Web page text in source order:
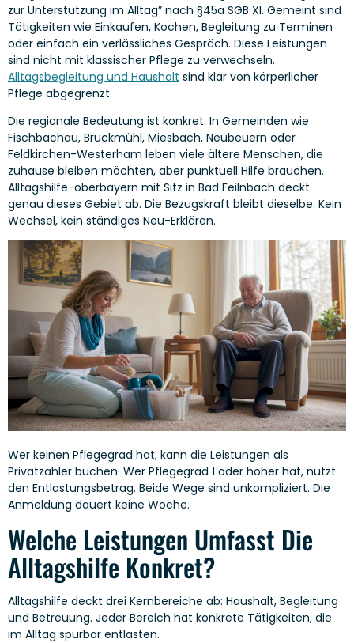
zur Unterstützung im Alltag” nach §45a SGB XI. Gemeint sind
Tätigkeiten wie Einkaufen, Kochen, Begleitung zu Terminen
oder einfach ein verlässliches Gespräch. Diese Leistungen
sind nicht mit klassischer Pflege zu verwechseln.
Alltagsbegleitung und Haushalt sind klar von körperlicher
Pflege abgegrenzt.
Die regionale Bedeutung ist konkret. In Gemeinden wie
Fischbachau, Bruckmühl, Miesbach, Neubeuern oder
Feldkirchen-Westerham leben viele ältere Menschen, die
zuhause bleiben möchten, aber punktuell Hilfe brauchen.
Alltagshilfe-oberbayern mit Sitz in Bad Feilnbach deckt
genau dieses Gebiet ab. Die Bezugskraft bleibt dieselbe. Kein
Wechsel, kein ständiges Neu-Erklären.
Wer keinen Pflegegrad hat, kann die Leistungen als
Privatzahler buchen. Wer Pflegegrad 1 oder höher hat, nutzt
den Entlastungsbetrag. Beide Wege sind unkompliziert. Die
Anmeldung dauert keine Woche.
Welche Leistungen Umfasst Die
Alltagshilfe Konkret?
Alltagshilfe deckt drei Kernbereiche ab: Haushalt, Begleitung
und Betreuung. Jeder Bereich hat konkrete Tätigkeiten, die
im Alltag spürbar entlasten.